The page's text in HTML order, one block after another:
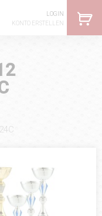
LOGIN
KONTO ERSTELLEN